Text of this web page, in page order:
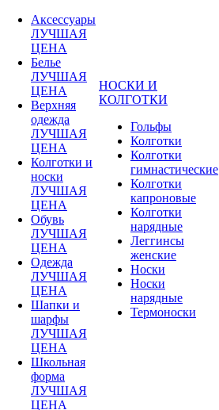
Аксессуары
ЛУЧШАЯ
ЦЕНА
Белье
ЛУЧШАЯ
ЦЕНА
Верхняя
одежда
ЛУЧШАЯ
ЦЕНА
Колготки и
носки
ЛУЧШАЯ
ЦЕНА
Обувь
ЛУЧШАЯ
ЦЕНА
Одежда
ЛУЧШАЯ
ЦЕНА
Шапки и
шарфы
ЛУЧШАЯ
ЦЕНА
Школьная
форма
ЛУЧШАЯ
ЦЕНА
НОСКИ И
КОЛГОТКИ
Гольфы
Колготки
Колготки
гимнастические
Колготки
капроновые
Колготки
нарядные
Леггинсы
женские
Носки
Носки
нарядные
Термоноски